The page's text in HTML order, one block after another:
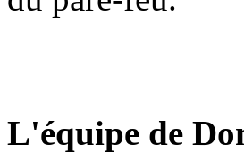
L'équipe de